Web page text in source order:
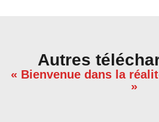
Autres
« Bienvenue dans la
»